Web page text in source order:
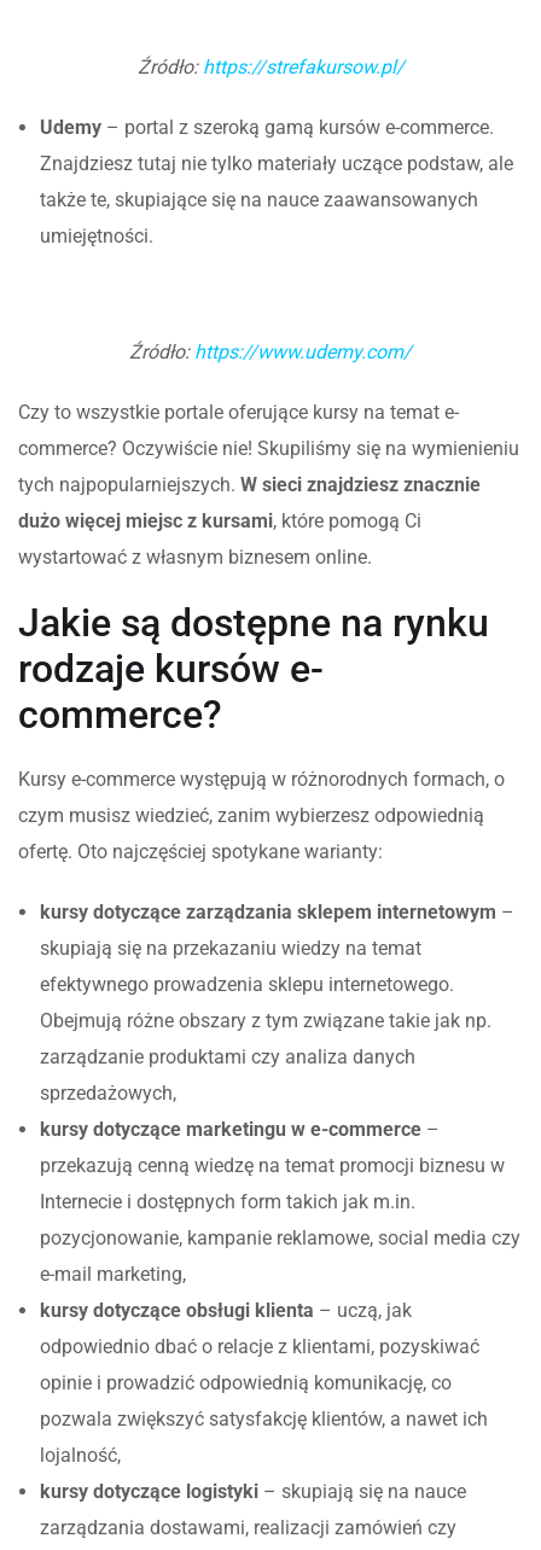
Źródło: https://strefakursow.pl/
Udemy – portal z szeroką gamą kursów e-commerce.
Znajdziesz tutaj nie tylko materiały uczące podstaw, ale
także te, skupiające się na nauce zaawansowanych
umiejętności.
Źródło: https://www.udemy.com/
Czy to wszystkie portale oferujące kursy na temat e-
commerce? Oczywiście nie! Skupiliśmy się na wymienieniu
tych najpopularniejszych. W sieci znajdziesz znacznie
dużo więcej miejsc z kursami, które pomogą Ci
wystartować z własnym biznesem online.
Jakie są dostępne na rynku
rodzaje kursów e-
commerce?
Kursy e-commerce występują w różnorodnych formach, o
czym musisz wiedzieć, zanim wybierzesz odpowiednią
ofertę. Oto najczęściej spotykane warianty:
kursy dotyczące zarządzania sklepem internetowym –
skupiają się na przekazaniu wiedzy na temat
efektywnego prowadzenia sklepu internetowego.
Obejmują różne obszary z tym związane takie jak np.
zarządzanie produktami czy analiza danych
sprzedażowych,
kursy dotyczące marketingu w e-commerce –
przekazują cenną wiedzę na temat promocji biznesu w
Internecie i dostępnych form takich jak m.in.
pozycjonowanie, kampanie reklamowe, social media czy
e-mail marketing,
kursy dotyczące obsługi klienta – uczą, jak
odpowiednio dbać o relacje z klientami, pozyskiwać
opinie i prowadzić odpowiednią komunikację, co
pozwala zwiększyć satysfakcję klientów, a nawet ich
lojalność,
kursy dotyczące logistyki – skupiają się na nauce
zarządzania dostawami, realizacji zamówień czy